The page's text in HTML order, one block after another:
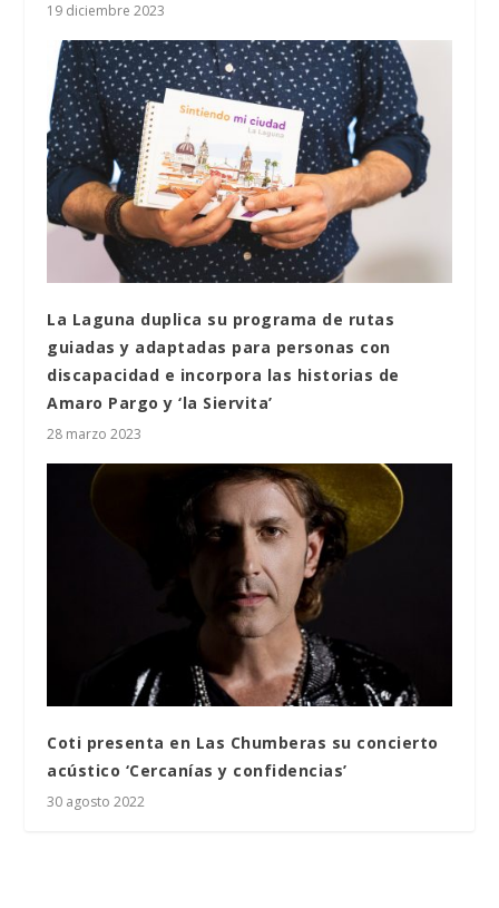
19 diciembre 2023
La Laguna duplica su programa de rutas
guiadas y adaptadas para personas con
discapacidad e incorpora las historias de
Amaro Pargo y ‘la Siervita’
28 marzo 2023
Coti presenta en Las Chumberas su concierto
acústico ‘Cercanías y confidencias’
30 agosto 2022